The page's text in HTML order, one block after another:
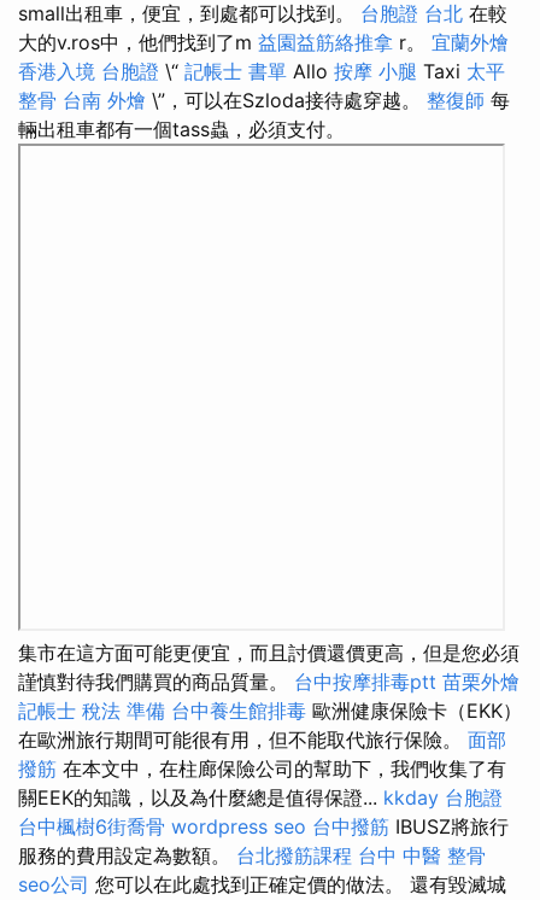
small出租車，便宜，到處都可以找到。 台胞證 台北 在較
大的v.ros中，他們找到了m 益園益筋絡推拿 r。 宜蘭外燴
香港入境 台胞證 \“ 記帳士 書單 Allo 按摩 小腿 Taxi 太平
整骨 台南 外燴 \”，可以在Szloda接待處穿越。 整復師 每
輛出租車都有一個tass蟲，必須支付。
集市在這方面可能更便宜，而且討價還價更高，但是您必須
謹慎對待我們購買的商品質量。 台中按摩排毒ptt 苗栗外燴
記帳士 稅法 準備 台中養生館排毒 歐洲健康保險卡（EKK）
在歐洲旅行期間可能很有用，但不能取代旅行保險。 面部
撥筋 在本文中，在柱廊保險公司的幫助下，我們收集了有
關EEK的知識，以及為什麼總是值得保證... kkday 台胞證
台中楓樹6街喬骨 wordpress seo 台中撥筋 IBUSZ將旅行
服務的費用設定為數額。 台北撥筋課程 台中 中醫 整骨
seo公司 您可以在此處找到正確定價的做法。 還有毀滅城